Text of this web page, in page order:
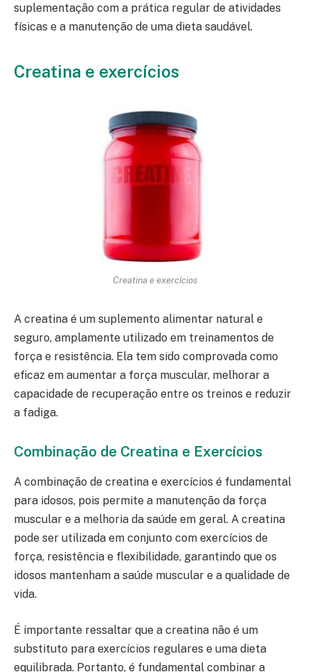
suplementação com a prática regular de atividades
físicas e a manutenção de uma dieta saudável.
Creatina e exercícios
Creatina e exercícios
A creatina é um suplemento alimentar natural e
seguro, amplamente utilizado em treinamentos de
força e resistência. Ela tem sido comprovada como
eficaz em aumentar a força muscular, melhorar a
capacidade de recuperação entre os treinos e reduzir
a fadiga.
Combinação de Creatina e Exercícios
A combinação de creatina e exercícios é fundamental
para idosos, pois permite a manutenção da força
muscular e a melhoria da saúde em geral. A creatina
pode ser utilizada em conjunto com exercícios de
força, resistência e flexibilidade, garantindo que os
idosos mantenham a saúde muscular e a qualidade de
vida.
É importante ressaltar que a creatina não é um
substituto para exercícios regulares e uma dieta
equilibrada. Portanto, é fundamental combinar a